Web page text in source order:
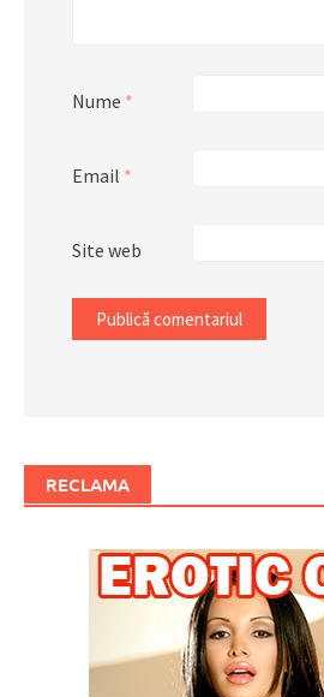
Nume *
Email *
Site web
RECLAMA